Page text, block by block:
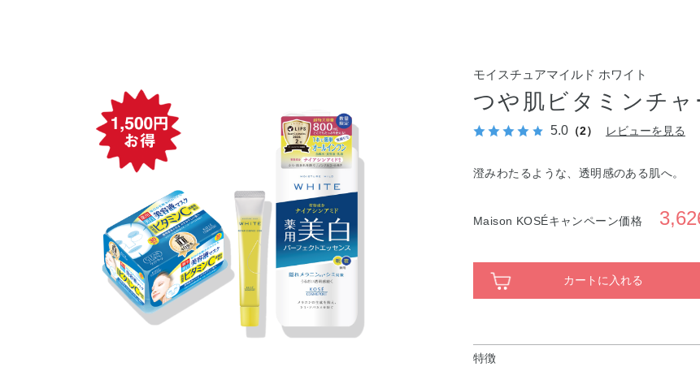
モイスチュアマイルド ホワイト
つや肌ビタミンチャ
5.0 （2） レビューを見る
澄みわたるような、透明感のある肌へ。
Maison KOSÉキャンペーン価格
カートに入れる
特徴